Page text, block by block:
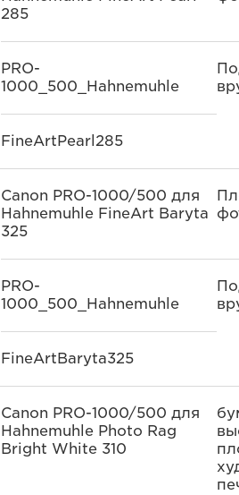
285
PRO-
1000_500_Hahnemuhle
FineArtPearl285
Canon PRO-1000/500 для
Hahnemuhle FineArt Baryta
325
PRO-
1000_500_Hahnemuhle
FineArtBaryta325
Canon PRO-1000/500 для
Hahnemuhle Photo Rag
Bright White 310